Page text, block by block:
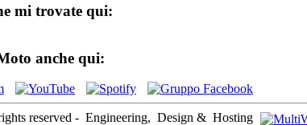
mi trovate qui:
anche qui:
reserved - Engineering, Design & Hosting